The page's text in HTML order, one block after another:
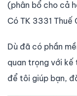
(phân bổ cho cả
Có TK 3331 Thuế
Dù đã có phần
quan trọng với kế
để tôi giúp bạn,